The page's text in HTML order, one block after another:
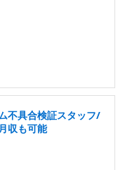
不具合検証スタッフ/
収も可能